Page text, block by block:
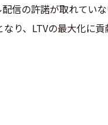
信の許諾が取れてい
り、LTVの最大化に貢